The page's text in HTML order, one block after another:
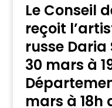
Le Conseil
reçoit
russe Daria
30 mars à
mars à 18h